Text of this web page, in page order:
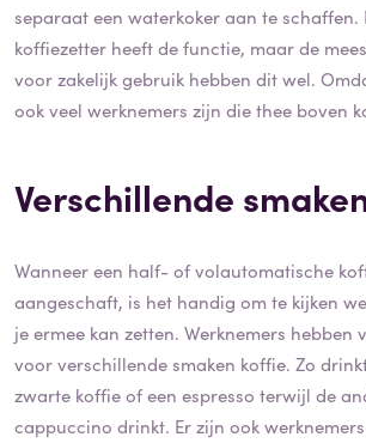
separaat een waterkoker aan te schaffen.
koffiezetter heeft de functie, maar de
voor zakelijk gebruik hebben dit wel.
ook veel werknemers zijn die thee boven
Verschillende
Wanneer een half- of volautomatische
aangeschaft, is het handig om te kijken
je ermee kan zetten. Werknemers hebben
voor verschillende smaken koffie. Zo
zwarte koffie of een espresso terwijl de
cappuccino drinkt. Er zijn ook